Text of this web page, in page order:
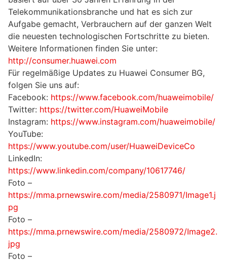
Telekommunikationsbranche und hat es sich zur
Aufgabe gemacht, Verbrauchern auf der ganzen Welt
die neuesten technologischen Fortschritte zu bieten.
Weitere Informationen finden Sie unter:
http://consumer.huawei.com
Für regelmäßige Updates zu Huawei Consumer BG,
folgen Sie uns auf:
Facebook: https://www.facebook.com/huaweimobile/
Twitter: https://twitter.com/HuaweiMobile
Instagram: https://www.instagram.com/huaweimobile/
YouTube:
https://www.youtube.com/user/HuaweiDeviceCo
LinkedIn:
https://www.linkedin.com/company/10617746/
Foto –
https://mma.prnewswire.com/media/2580971/Image1.j
pg
Foto –
https://mma.prnewswire.com/media/2580972/Image2.
jpg
Foto –